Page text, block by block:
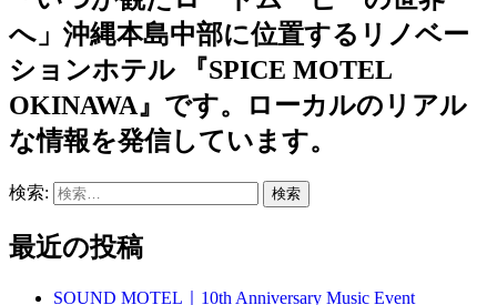
へ」沖縄本島中部に位置するリノベー
ションホテル 『SPICE MOTEL
OKINAWA』です。ローカルのリアル
な情報を発信しています。
検索:
最近の投稿
SOUND MOTEL｜10th Anniversary Music Event